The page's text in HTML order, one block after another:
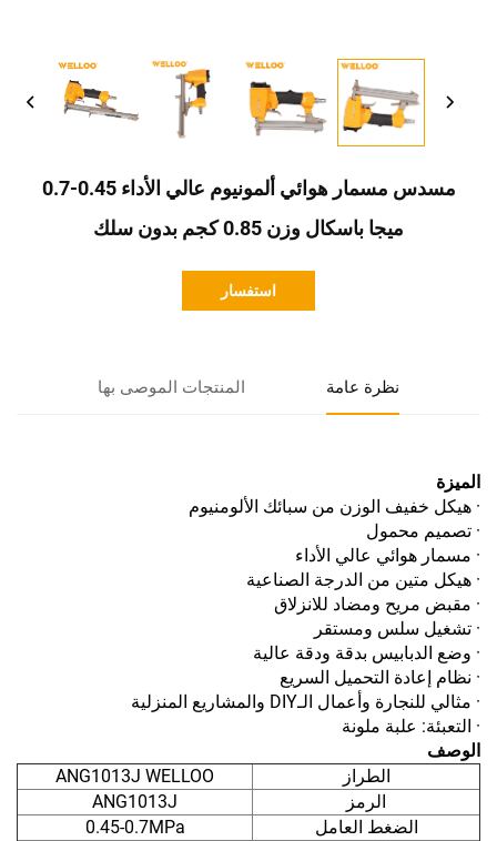
مسدس مسمار هوائي ألمونيوم عالي الأداء 0.45-0.7
ميجا باسكال وزن 0.85 كجم بدون سلك
استفسار
نظرة عامة المنتجات الموصى بها
الميزة
· هيكل خفيف الوزن من سبائك الألومنيوم
· تصميم محمول
· مسمار هوائي عالي الأداء
· هيكل متين من الدرجة الصناعية
· مقبض مريح ومضاد للانزلاق
· تشغيل سلس ومستقر
· وضع الدبابيس بدقة ودقة عالية
· نظام إعادة التحميل السريع
· مثالي للنجارة وأعمال الـDIY والمشاريع المنزلية
· التعبئة: علبة ملونة
الوصف
الطراز
ANG1013J WELLOO
الرمز
ANG1013J
الضغط العامل
0.45-0.7MPa